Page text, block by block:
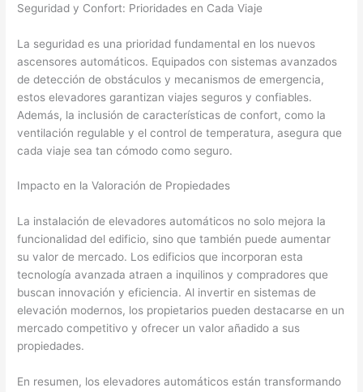
Seguridad y Confort: Prioridades en Cada Viaje
La seguridad es una prioridad fundamental en los nuevos
ascensores automáticos. Equipados con sistemas avanzados
de detección de obstáculos y mecanismos de emergencia,
estos elevadores garantizan viajes seguros y confiables.
Además, la inclusión de características de confort, como la
ventilación regulable y el control de temperatura, asegura que
cada viaje sea tan cómodo como seguro.
Impacto en la Valoración de Propiedades
La instalación de elevadores automáticos no solo mejora la
funcionalidad del edificio, sino que también puede aumentar
su valor de mercado. Los edificios que incorporan esta
tecnología avanzada atraen a inquilinos y compradores que
buscan innovación y eficiencia. Al invertir en sistemas de
elevación modernos, los propietarios pueden destacarse en un
mercado competitivo y ofrecer un valor añadido a sus
propiedades.
En resumen, los elevadores automáticos están transformando